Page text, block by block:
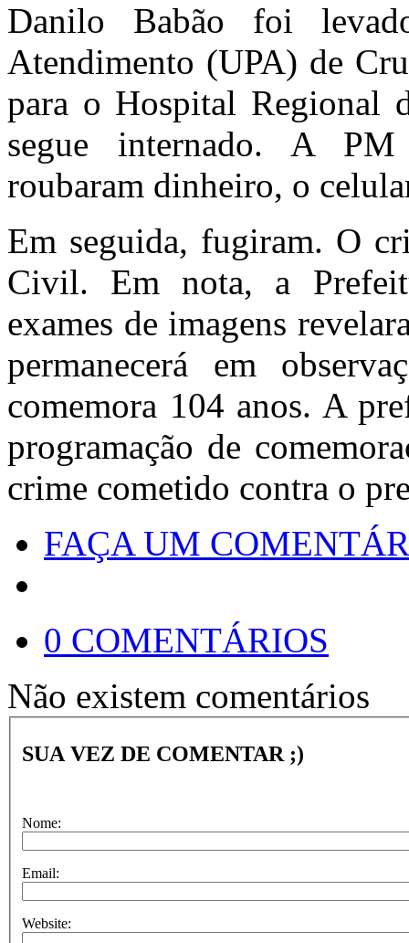
Danilo Babão foi
Atendimento (UPA) de
para o Hospital Regional
segue internado. A
roubaram dinheiro, o
Em seguida, fugiram. O
Civil. Em nota, a
exames de imagens
permanecerá em
comemora 104 anos. A
programação de
crime cometido contra o
FAÇA UM
0 COMENTÁRIOS
Não existem comentários
SUA VEZ DE COMENTAR ;)
Nome:
Email:
Website: